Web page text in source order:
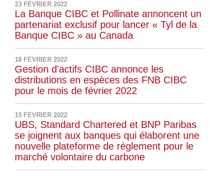
23 FÉVRIER 2022
La Banque CIBC et Pollinate annoncent un
partenariat exclusif pour lancer « Tyl de la
Banque CIBC » au Canada
18 FÉVRIER 2022
Gestion d'actifs CIBC annonce les
distributions en espèces des FNB CIBC
pour le mois de février 2022
15 FÉVRIER 2022
UBS, Standard Chartered et BNP Paribas
se joignent aux banques qui élaborent une
nouvelle plateforme de règlement pour le
marché volontaire du carbone